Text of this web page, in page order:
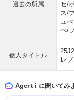
過去の所属
セ/
ス/
ュ
べ/
個人タイトル
レ
Agent i に聞いてみ